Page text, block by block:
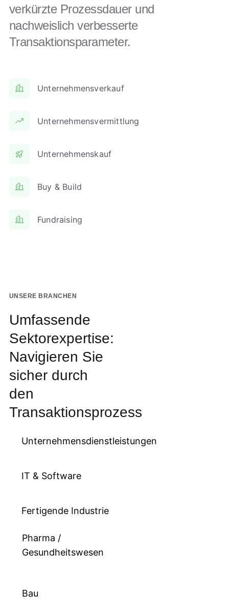
verkürzte Prozessdauer und
nachweislich verbesserte
Transaktionsparameter.
Unternehmensverkauf
Unternehmensvermittlung
Unternehmenskauf
Buy & Build
Fundraising
UNSERE BRANCHEN
Umfassende
Sektorexpertise:
Navigieren Sie
sicher durch
den
Transaktionsprozess
Unternehmensdienstleistungen
IT & Software
Fertigende Industrie
Pharma /
Gesundheitswesen
Bau